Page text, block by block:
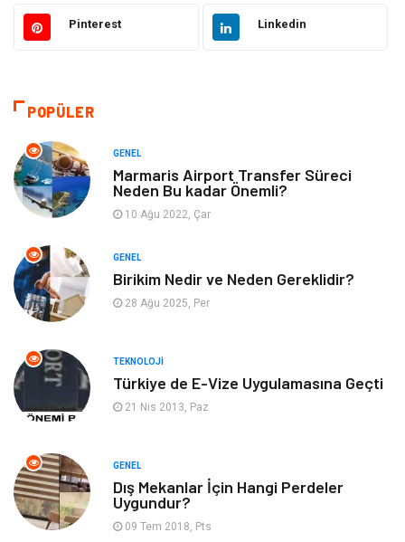
Gıda Otomotiv
Emlak
Bilgisayar & Yazılım
Mobilya Seo Teknikleri
Webmaster Araçları
Görsel
Hediyelik Eşya Kültür
Pinterest Linkedin
POPÜLER
GENEL
Marmaris Airport Transfer Süreci
Neden Bu kadar Önemli?
10 Ağu 2022, Çar
GENEL
Birikim Nedir ve Neden Gereklidir?
28 Ağu 2025, Per
TEKNOLOJI
Türkiye de E-Vize Uygulamasına Geçti
21 Nis 2013, Paz
GENEL
Dış Mekanlar İçin Hangi Perdeler
Uygundur?
09 Tem 2018, Pts